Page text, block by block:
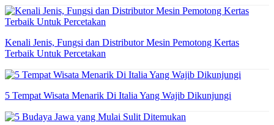
Kenali Jenis, Fungsi dan Distributor Mesin Pemotong Kertas
Terbaik Untuk Percetakan
5 Tempat Wisata Menarik Di Italia Yang Wajib Dikunjungi